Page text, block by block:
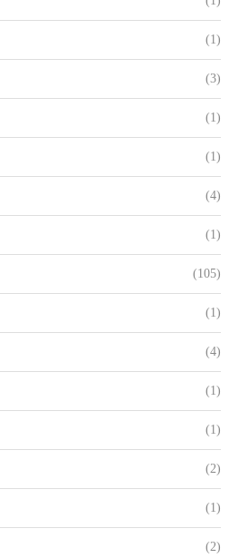
(1)
(3)
(1)
(1)
(4)
(1)
(105)
(1)
(4)
(1)
(1)
(2)
(1)
(2)